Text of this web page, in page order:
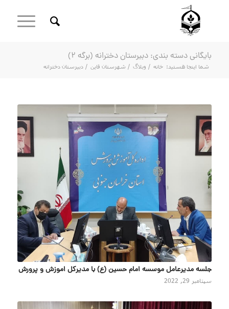
بایگانی دسته بندی: دبیرستان دخترانه (برگه 2)
شما اینجا هستید: خانه / وبلاگ / شهرستان قاین / دبیرستان دخترانه
جلسه مدیرعامل موسسه امام حسین (ع) با مدیرکل اموزش و پرورش
سپتامبر 29, 2022